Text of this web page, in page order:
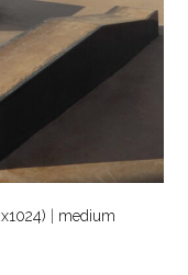
medium